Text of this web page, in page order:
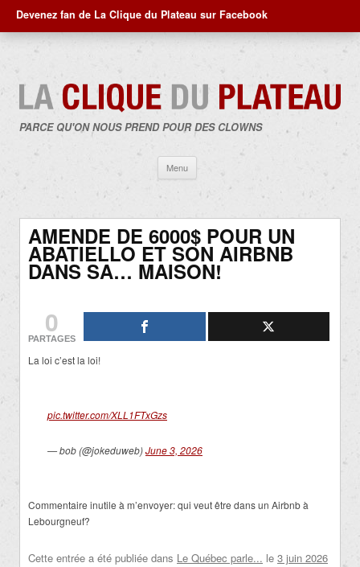
Devenez fan de La Clique du Plateau sur Facebook
PARCE QU'ON NOUS PREND POUR DES CLOWNS
Menu
contenu
AMENDE DE 6000$ POUR UN
ABATIELLO ET SON AIRBNB
DANS SA… MAISON!
0
PARTAGES
La loi c’est la loi!
pic.twitter.com/XLL1FTxGzs
— bob (@jokeduweb)June 3, 2026
Commentaire inutile à m’envoyer: qui veut être dans un Airbnb à
Lebourgneuf?
Cette entrée a été publiée dans Le Québec parle... le 3 juin 2026